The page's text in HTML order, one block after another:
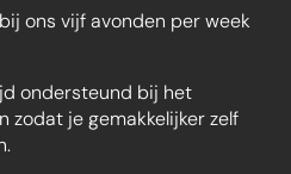
ons vijf avonden per week
ondersteund bij het
zodat je gemakkelijker zelf